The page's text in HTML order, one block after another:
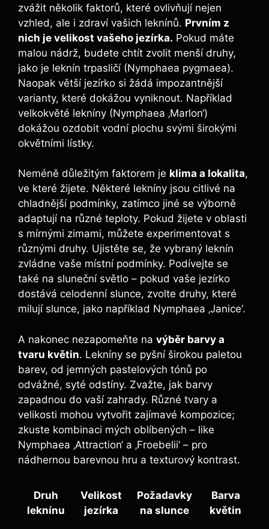
zvážit několik faktorů, které ovlivňují nejen
vzhled, ale i zdraví vašich leknínů. Prvním z
nich je velikost vašeho jezírka. Pokud máte
malou nádrž, budete chtít zvolit menší druhy,
jako je leknín trpasličí (Nymphaea pygmaea).
Naopak větší jezírko si žádá impozantnější
varianty, které dokážou vyniknout. Například
velkokvěté lekníny (Nymphaea ‚Marlon‘)
dokážou ozdobit vodní plochu svými širokými
okvětními lístky.
Neméně důležitým faktorem je klima a lokalita,
ve které žijete. Některé lekníny jsou citlivé na
chladnější podmínky, zatímco jiné se výborně
adaptují na různé teploty. Pokud žijete v oblasti
s mírnými zimami, můžete experimentovat s
různými druhy. Ujistěte se, že vybraný leknín
zvládne vaše místní podmínky. Podívejte se
také na sluneční světlo – pokud vaše jezírko
dostává celodenní slunce, zvolte druhy, které
milují slunce, jako například Nymphaea ‚Janice‘.
A nakonec nezapomeňte na výběr barvy a
tvaru květin. Lekníny se pyšní širokou paletou
barev, od jemných pastelových tónů po
odvážné, syté odstíny. Zvažte, jak barvy
zapadnou do vaší zahrady. Různé tvary a
velikosti mohou vytvořit zajímavé kompozice;
zkuste kombinaci mých oblíbených – like
Nymphaea ‚Attraction‘ a ‚Froebelii‘ – pro
nádhernou barevnou hru a texturový kontrast.
Druh
leknínu
Velikost
jezírka
Požadavky
na slunce
Barva
květin